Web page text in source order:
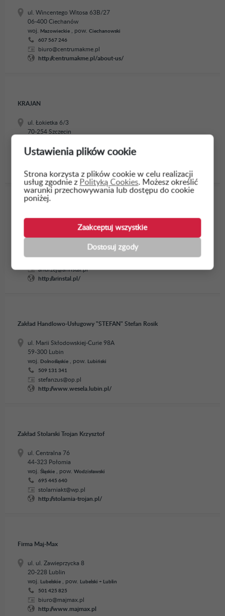
Ustawienia plików cookie
Strona korzysta z plików cookie w celu realizacji
usług zgodnie z Polityką Cookies. Możesz określić
warunki przechowywania lub dostępu do cookie
poniżej.
Zaakceptuj wszystkie
Dostosuj zgody
ul. Wincentego Witosa 63B/27
06-400 Ciechanów
woj.
Mazowieckie , pow. Ciechanowski
607 567 246
biuro@centrumakme.pl
http://centrumakme.pl/about-us/
KRAJAN
ul. Łokietka 6/3
70-254 Szczecin
601 059 920
Słupski + Słupsk
andrzej@arinstal.pl
http://arinstal.pl/
Zakład Handlowo-Usługowy "STEFAN" Stefan Rosik
ul. Marii Skłodowskiej-Curie 98A
59-300 Lubin
woj.
Dolnośląskie , pow.
Lubiński
509 131 341
stefanzus@op.pl
http://www.wesela.lubin.pl/
Zakład Stolarski Trojan Krzysztof
ul. Centralna 76
44-323 Połomia
woj. Śląskie , pow. Wodzisławski
695 445 640
stolarniakt@wp.pl
http://stolarnia-trojan.pl/
Firma Maj-Max
ul. ul. Zawieprzycka 8
20-228 Lublin
woj.
Lubelskie , pow.
Lubelski + Lublin
501 425 825
biuro@majmax.pl
http://www.majmax.pl